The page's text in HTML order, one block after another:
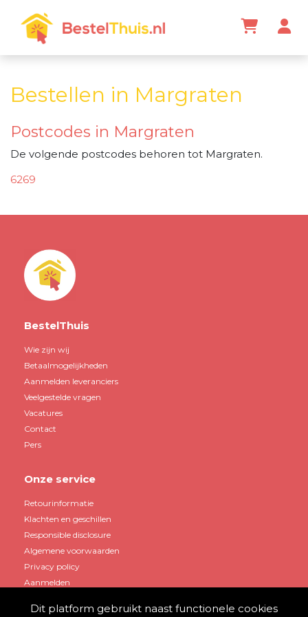
Bestellen in Margraten
Postcodes in Margraten
De volgende postcodes behoren tot Margraten.
6269
BestelThuis
Wie zijn wij
Betaalmogelijkheden
Aanmelden leveranciers
Veelgestelde vragen
Vacatures
Contact
Pers
Onze service
Retourinformatie
Klachten en geschillen
Responsible disclosure
Algemene voorwaarden
Privacy policy
Aanmelden
Dit platform gebruikt naast functionele cookies